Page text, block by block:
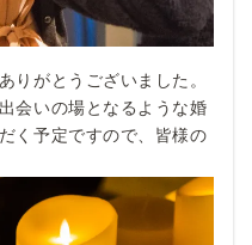
りがとうございました。
会いの場となるような婚
く予定ですので、皆様の